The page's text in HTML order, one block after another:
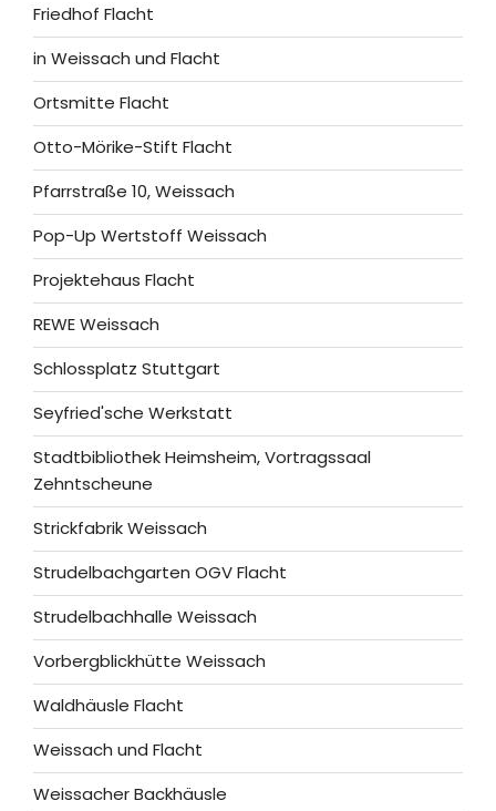
Friedhof Flacht
in Weissach und Flacht
Ortsmitte Flacht
Otto-Mörike-Stift Flacht
Pfarrstraße 10, Weissach
Pop-Up Wertstoff Weissach
Projektehaus Flacht
REWE Weissach
Schlossplatz Stuttgart
Seyfried'sche Werkstatt
Stadtbibliothek Heimsheim, Vortragssaal
Zehntscheune
Strickfabrik Weissach
Strudelbachgarten OGV Flacht
Strudelbachhalle Weissach
Vorbergblickhütte Weissach
Waldhäusle Flacht
Weissach und Flacht
Weissacher Backhäusle